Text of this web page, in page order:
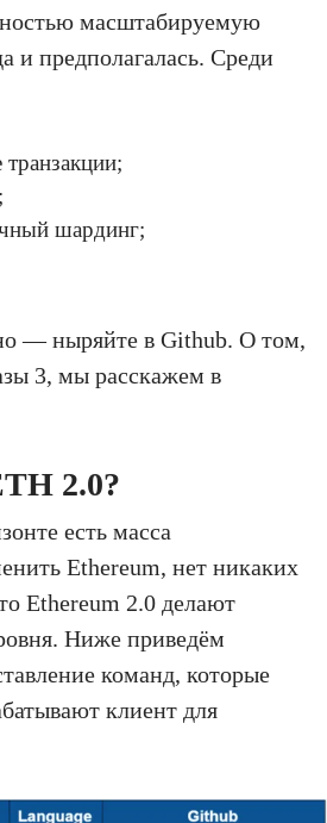
масштабируемую
и предполагалась. Среди
шардинг;
— ныряйте в Github. О том,
3, мы расскажем в
2.0?
есть масса
Ethereum, нет никаких
Ethereum 2.0 делают
Ниже приведём
команд, которые
клиент для